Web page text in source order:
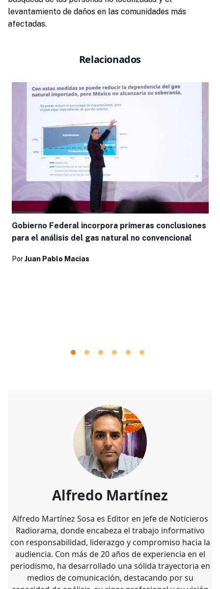
levantamiento de daños en las comunidades más
afectadas.
Relacionados
Gobierno Federal incorpora primeras conclusiones
para el análisis del gas natural no convencional
Por Juan Pablo Macias
Alfredo Martínez
Alfredo Martínez Sosa es Editor en Jefe de Noticieros
Radiorama, donde encabeza el trabajo informativo
con responsabilidad, liderazgo y compromiso hacia la
audiencia. Con más de 20 años de experiencia en el
periodismo, ha desarrollado una sólida trayectoria en
medios de comunicación, destacando por su